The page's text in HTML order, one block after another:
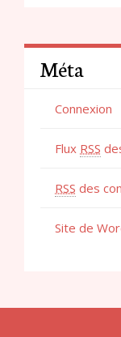
Méta
Connexion
Flux RSS
RSS des
Site de